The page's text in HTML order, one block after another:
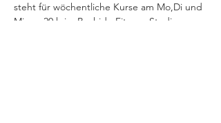
steht für wöchentliche Kurse am Mo,Di und
Mi um 20 h im Bushido Fitness-Studio.